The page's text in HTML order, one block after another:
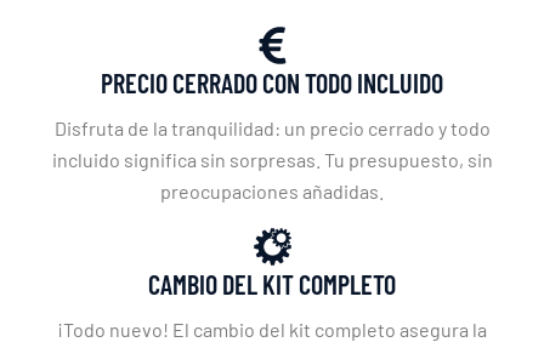
PRECIO CERRADO CON TODO INCLUIDO
Disfruta de la tranquilidad: un precio cerrado y todo
incluido significa sin sorpresas. Tu presupuesto, sin
preocupaciones añadidas.
CAMBIO DEL KIT COMPLETO
¡Todo nuevo! El cambio del kit completo asegura la